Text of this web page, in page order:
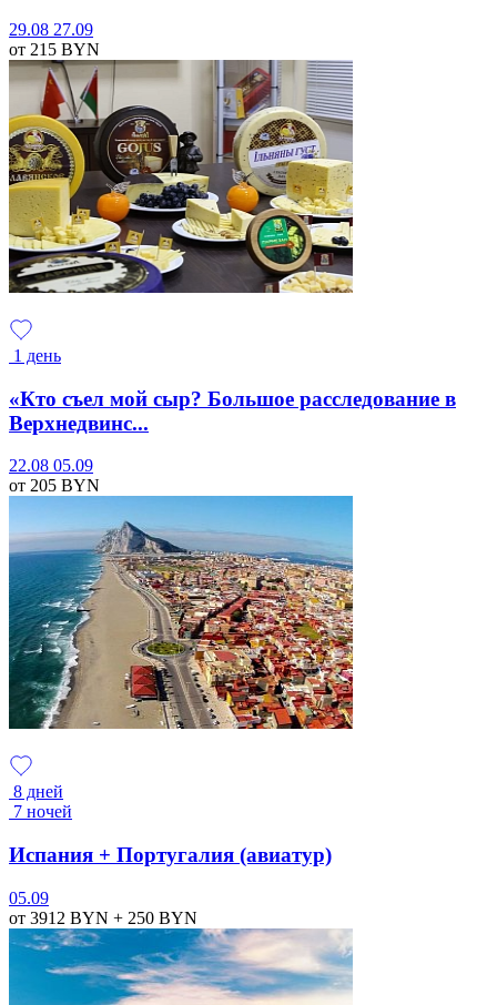
29.08 27.09
от 215 BYN
1 день
«Кто съел мой сыр? Большое расследование в
Верхнедвинс...
22.08 05.09
от 205 BYN
8 дней
7 ночей
Испания + Португалия (авиатур)
05.09
от 3912 BYN + 250 BYN